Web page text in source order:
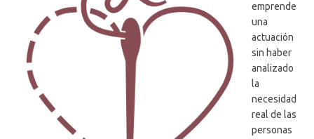
emprende
una
actuación
sin haber
analizado
la
necesidad
real de las
personas